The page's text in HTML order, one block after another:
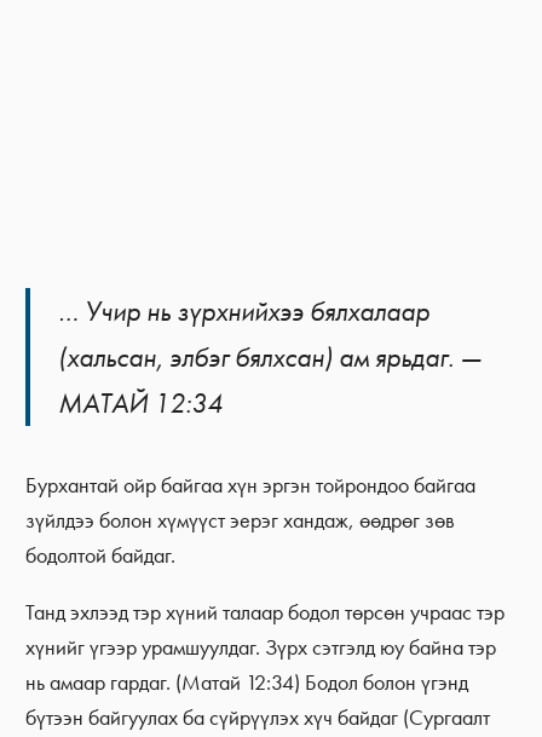
… Учир нь зүрхнийхээ бялхалаар
(хальсан, элбэг бялхсан) ам ярьдаг. —
МАТАЙ 12:34
Бурхантай ойр байгаа хүн эргэн тойрондоо байгаа
зүйлдээ болон хүмүүст эерэг хандаж, өөдрөг зөв
бодолтой байдаг.
Танд эхлээд тэр хүний талаар бодол төрсөн учраас тэр
хүнийг үгээр урамшуулдаг. Зүрх сэтгэлд юу байна тэр
нь амаар гардаг. (Матай 12:34) Бодол болон үгэнд
бүтээн байгуулах ба сүйрүүлэх хүч байдаг (Сургаалт